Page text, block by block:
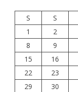
S
S
1
2
8
9
15
16
22
23
29
30